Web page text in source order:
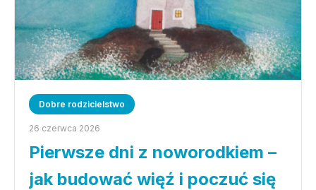
Dobre rodzicielstwo
26 czerwca 2026
Pierwsze dni z noworodkiem –
jak budować więź i poczuć się